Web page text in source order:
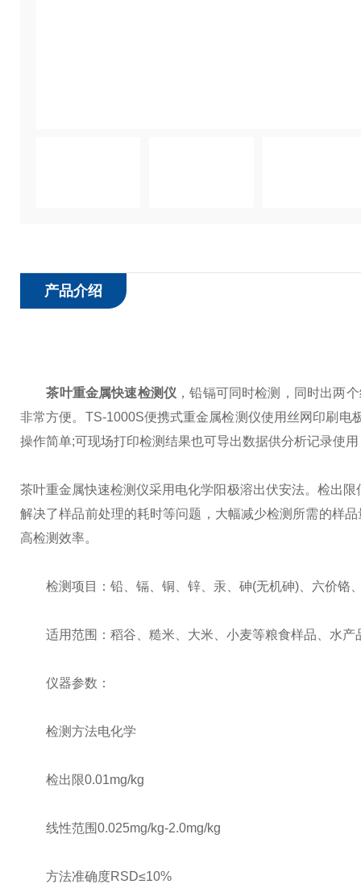
产品介绍
茶叶重金属快速检测仪 ，铅镉可同时检测，同时出两
非常方便。TS-1000S便携式重金属检测仪使用丝网印刷
操作简单;可现场打印检测结果也可导出数据供分析记录使
茶叶重金属快速检测仪采用电化学阳极溶出伏安法。检出
解决了样品前处理的耗时等问题，大幅减少检测所需的样
高检测效率。
检测项目：铅、镉、铜、锌、汞、砷(无机砷)、六价铬
适用范围：稻谷、糙米、大米、小麦等粮食样品、水产
仪器参数：
检测方法电化学
检出限0.01mg/kg
线性范围0.025mg/kg-2.0mg/kg
方法准确度RSD≤10%